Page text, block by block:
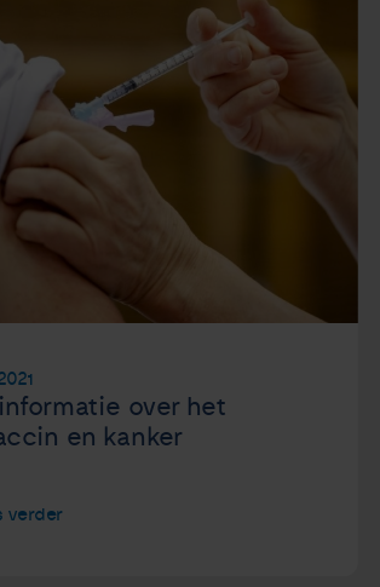
over het
en kanker
verder